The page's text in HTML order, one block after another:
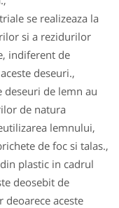
se realizeaza la
si a rezidurilor
indiferent de
deseuri.,
deseuri de lemn au
de natura
lemnului,
de foc si talas.,
plastic in cadrul
deosebit de
aceste